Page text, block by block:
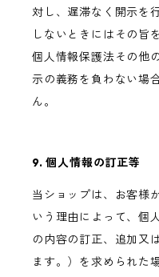
対し、遅滞なく開示を
しないときにはその旨
個人情報保護法その他
示の義務を負わない場
ん。
9. 個人情報の訂正等
当ショップは、お客様
いう理由によって、個
の内容の訂正、追加又
ます。）を求められた